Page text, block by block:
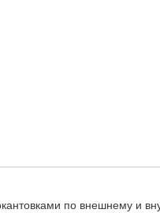
по внешнему и